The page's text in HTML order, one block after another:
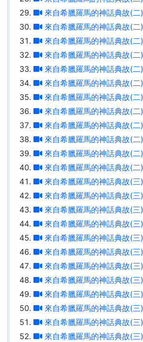
來自希臘羅馬的神話典故(二)
來自希臘羅馬的神話典故(二)
來自希臘羅馬的神話典故(二)
來自希臘羅馬的神話典故(二)
來自希臘羅馬的神話典故(二)
來自希臘羅馬的神話典故(二)
來自希臘羅馬的神話典故(二)
來自希臘羅馬的神話典故(二)
來自希臘羅馬的神話典故(二)
來自希臘羅馬的神話典故(二)
來自希臘羅馬的神話典故(二)
來自希臘羅馬的神話典故(二)
來自希臘羅馬的神話典故(三)
來自希臘羅馬的神話典故(三)
來自希臘羅馬的神話典故(三)
來自希臘羅馬的神話典故(三)
來自希臘羅馬的神話典故(三)
來自希臘羅馬的神話典故(三)
來自希臘羅馬的神話典故(三)
來自希臘羅馬的神話典故(三)
來自希臘羅馬的神話典故(三)
來自希臘羅馬的神話典故(三)
來自希臘羅馬的神話典故(三)
來自希臘羅馬的神話典故(三)